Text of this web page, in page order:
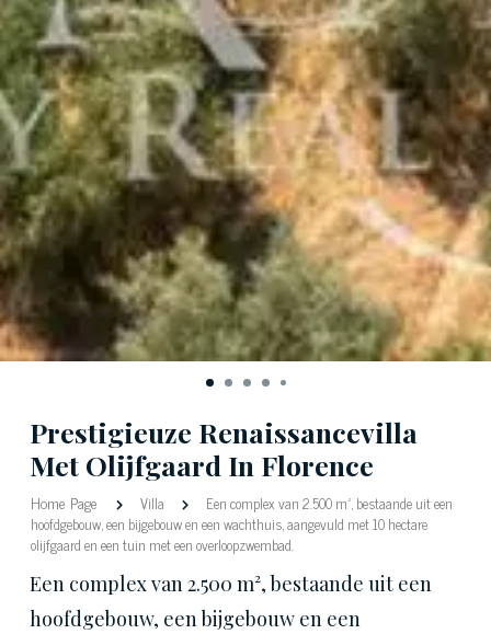
Prestigieuze Renaissancevilla
Met Olijfgaard In Florence
Home Page Villa
Een complex van 2.500 m², bestaande uit een
hoofdgebouw, een bijgebouw en een wachthuis, aangevuld met 10 hectare
olijfgaard en een tuin met een overloopzwembad.
Een complex van 2.500 m², bestaande uit een
hoofdgebouw, een bijgebouw en een